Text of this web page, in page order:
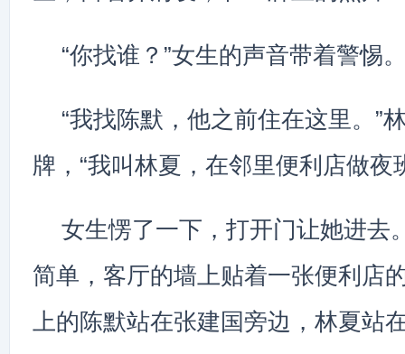
“你找谁？”女生的声音带着警惕
“我找陈默，他之前住在这里。”
牌，“我叫林夏，在邻里便利店做夜
女生愣了一下，打开门让她进去
简单，客厅的墙上贴着一张便利店
上的陈默站在张建国旁边，林夏站